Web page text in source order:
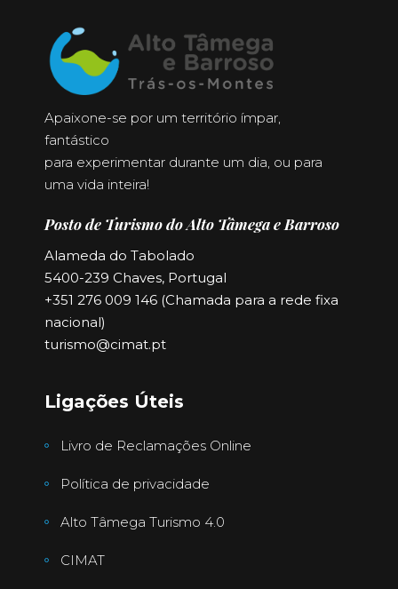
Apaixone-se por um território ímpar,
fantástico
para experimentar durante um dia, ou para
uma vida inteira!
Posto de Turismo do Alto Tâmega e Barroso
Alameda do Tabolado
5400-239 Chaves, Portugal
+351 276 009 146 (Chamada para a rede fixa
nacional)
turismo@cimat.pt
Ligações Úteis
Livro de Reclamações Online
Política de privacidade
Alto Tâmega Turismo 4.0
CIMAT